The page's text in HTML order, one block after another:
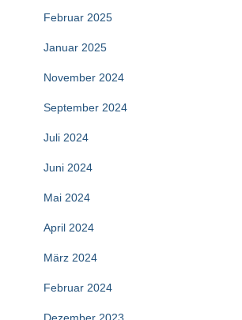
Februar 2025
Januar 2025
November 2024
September 2024
Juli 2024
Juni 2024
Mai 2024
April 2024
März 2024
Februar 2024